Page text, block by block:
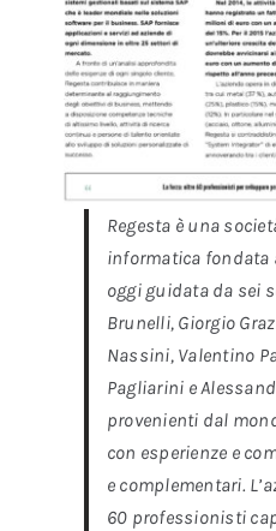
Regesta è una
informatica fondata
oggi guidata da sei
Brunelli, Giorgio
Nassini, Valentino
Pagliarini e
provenienti dal
con esperienze e
e complementari.
60 professionisti